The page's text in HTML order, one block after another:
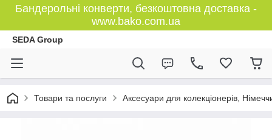
Бандерольні конверти, безкоштовна доставка -
www.bako.com.ua
SEDA Group
Товари та послуги Аксесуари для колекціонерів,